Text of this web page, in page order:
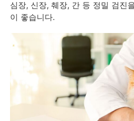
심장, 신장, 췌장, 간 등 정밀 검진
이 좋습니다.